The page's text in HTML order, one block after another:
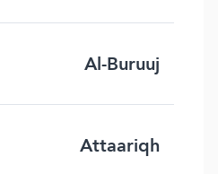
Al-Buruuj
Attaariqh